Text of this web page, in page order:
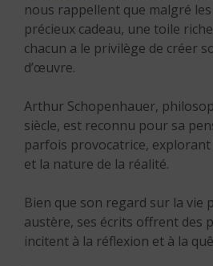
nous rappellent que malgré
précieux cadeau, une toile
chacun a le privilège de créer
d’œuvre.
Arthur Schopenhauer,
siècle, est reconnu pour sa
parfois provocatrice,
et la nature de la réalité.
Bien que son regard sur la vie
austère, ses écrits offrent des
incitent à la réflexion et à la